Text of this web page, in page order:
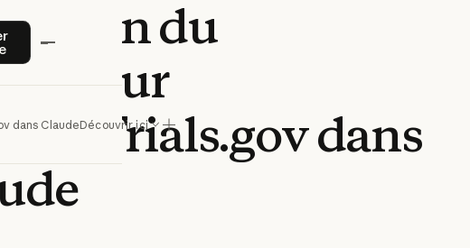
Claude
dans ClaudeDécouvrir ici
du
dans